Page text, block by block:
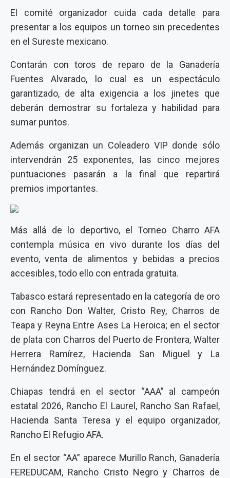
El comité organizador cuida cada detalle para
presentar a los equipos un torneo sin precedentes
en el Sureste mexicano.
Contarán con toros de reparo de la Ganadería
Fuentes Alvarado, lo cual es un espectáculo
garantizado, de alta exigencia a los jinetes que
deberán demostrar su fortaleza y habilidad para
sumar puntos.
Además organizan un Coleadero VIP donde sólo
intervendrán 25 exponentes, las cinco mejores
puntuaciones pasarán a la final que repartirá
premios importantes.
Más allá de lo deportivo, el Torneo Charro AFA
contempla música en vivo durante los días del
evento, venta de alimentos y bebidas a precios
accesibles, todo ello con entrada gratuita.
Tabasco estará representado en la categoría de oro
con Rancho Don Walter, Cristo Rey, Charros de
Teapa y Reyna Entre Ases La Heroica; en el sector
de plata con Charros del Puerto de Frontera, Walter
Herrera Ramírez, Hacienda San Miguel y La
Hernández Domínguez.
Chiapas tendrá en el sector “AAA” al campeón
estatal 2026, Rancho El Laurel, Rancho San Rafael,
Hacienda Santa Teresa y el equipo organizador,
Rancho El Refugio AFA.
En el sector “AA” aparece Murillo Ranch, Ganadería
FEREDUCAM, Rancho Cristo Negro y Charros de